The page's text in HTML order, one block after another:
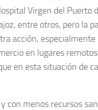
Virgen del Puerto
entre otros, pero la
acción, especialmente
en lugares
en esta situación de
con menos recursos